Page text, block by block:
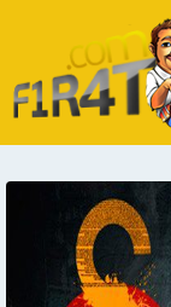
Ana Sayfa
Güncel
Hakkımda